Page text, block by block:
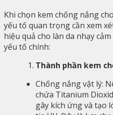
Khi chọn kem chống nắng
yếu tố quan trọng cần xem
hiệu quả cho làn da nhạy
yếu tố chính:
Thành phần kem
Chống nắng vật lý:
chứa Titanium
gây kích ứng và tạo